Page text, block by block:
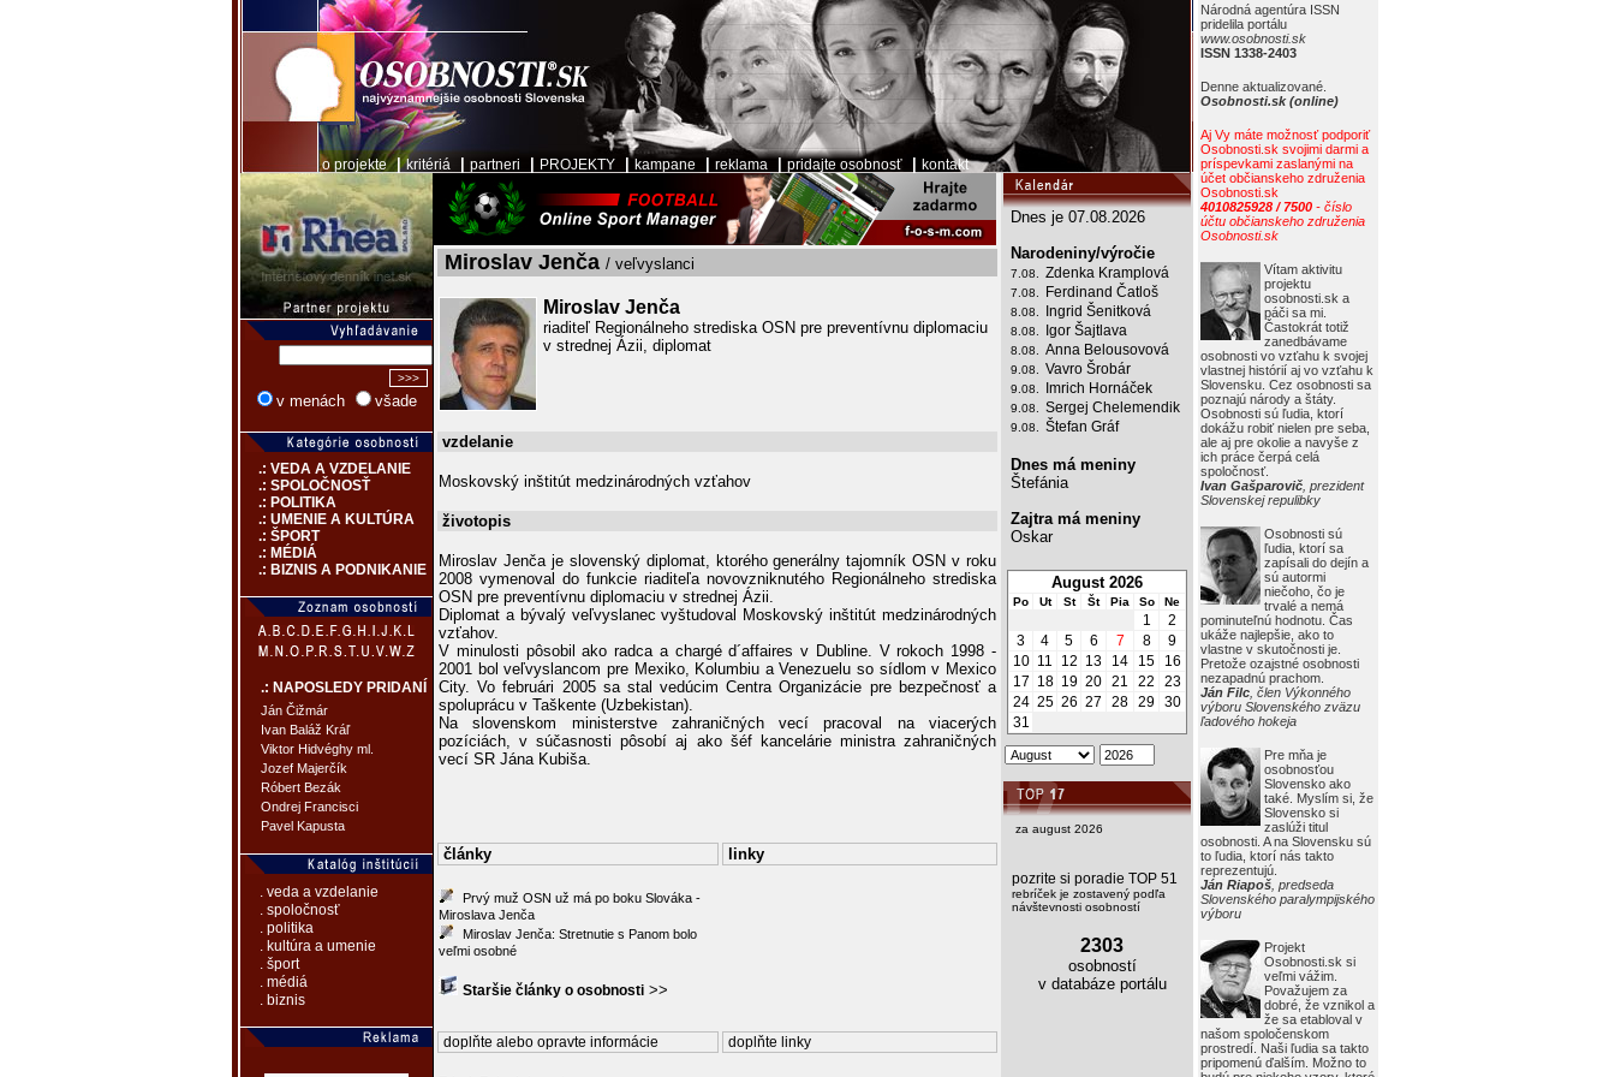
o projekte|kritériá partneri PROJEKTY kampane reklama pridajte osobnosť kontakt
Národná agentúra ISSN
pridelila portálu
www.osobnosti.sk
ISSN 1338-2403
Denne aktualizované.
Osobnosti.sk (online)
Aj Vy máte možnosť podporiť
Osobnosti.sk svojimi darmi a
príspevkami zaslanými na
účet občianskeho združenia
Osobnosti.sk
4010825928 / 7500 - číslo
účtu občianskeho združenia
Osobnosti.sk
Vítam aktivitu
projektu
osobnosti.sk a
páči sa mi.
Častokrát totiž
zanedbávame
osobnosti vo vzťahu k svojej
vlastnej histórií aj vo vzťahu k
Slovensku. Cez osobnosti sa
poznajú národy a štáty.
Osobnosti sú ľudia, ktorí
dokážu robiť nielen pre seba,
ale aj pre okolie a navyše z
ich práce čerpá celá
spoločnosť.
Ivan Gašparovič , prezident
Slovenskej repulibky
Osobnosti sú
ľudia, ktorí sa
zapísali do dejín a
sú autormi
niečoho, čo je
trvalé a nemá
pominuteľnú hodnotu. Čas
ukáže najlepšie, ako to
vlastne v skutočnosti je.
Pretože ozajstné osobnosti
nezapadnú prachom.
Ján Filc , člen Výkonného
výboru Slovenského zväzu
ľadového hokeja
Pre mňa je
osobnosťou
Slovensko ako
také. Myslím si, že
Slovensko si
zaslúži titul
osobnosti. A na Slovensku sú
to ľudia, ktorí nás takto
reprezentujú.
Ján Riapoš , predseda
Slovenského paralympijského
výboru
Projekt
Osobnosti.sk si
veľmi vážim.
Považujem za
dobré, že vznikol a
že sa etabloval v
našom spoločenskom
prostredí. Naši ľudia sa takto
pripomenú ďalším. Možno to
v menách všade
.: VEDA A VZDELANIE
.: SPOLOČNOSŤ
.: POLITIKA
.: UMENIE A KULTÚRA
.: ŠPORT
.: MÉDIÁ
.: BIZNIS A PODNIKANIE
.: NAPOSLEDY PRIDANÍ
Ján Čižmár
Ivan Baláž Kráľ
Viktor Hidvéghy ml.
Jozef Majerčík
Róbert Bezák
Ondrej Francisci
Pavel Kapusta
. veda a vzdelanie
. spoločnosť
. politika
. kultúra a umenie
. šport
. médiá
. biznis
Miroslav Jenča / veľvyslanci
Miroslav Jenča
riaditeľ Regionálneho strediska OSN pre preventívnu diplomaciu
v strednej Ázii, diplomat
vzdelanie
Moskovský inštitút medzinárodných vzťahov
životopis
Miroslav Jenča je slovenský diplomat, ktorého generálny tajomník OSN v roku
2008 vymenoval do funkcie riaditeľa novovzniknutého Regionálneho strediska
OSN pre preventívnu diplomaciu v strednej Ázii.
Diplomat a bývalý veľvyslanec vyštudoval Moskovský inštitút medzinárodných
vzťahov.
V minulosti pôsobil ako radca a chargé d´affaires v Dubline. V rokoch 1998 -
2001 bol veľvyslancom pre Mexiko, Kolumbiu a Venezuelu so sídlom v Mexico
City. Vo februári 2005 sa stal vedúcim Centra Organizácie pre bezpečnosť a
spoluprácu v Taškente (Uzbekistan).
Na slovenskom ministerstve zahraničných vecí pracoval na viacerých
pozíciách, v súčasnosti pôsobí aj ako šéf kancelárie ministra zahraničných
vecí SR Jána Kubiša.
články linky
Prvý muž OSN už má po boku Slováka -
Miroslava Jenča
Miroslav Jenča: Stretnutie s Panom bolo
veľmi osobné
Staršie články o osobnosti >>
doplňte alebo opravte informácie doplňte linky
Dnes je 07.08.2026
Narodeniny/výročie
7.08. Zdenka Kramplová
7.08. Ferdinand Čatloš
8.08. Ingrid Šenitková
8.08. Igor Šajtlava
8.08. Anna Belousovová
9.08. Vavro Šrobár
9.08. Imrich Hornáček
9.08. Sergej Chelemendik
9.08. Štefan Gráf
Dnes má meniny
Štefánia
Zajtra má meniny
Oskar
August 2026
Po Ut St Št Pia So Ne
1
2
3
4 5 6 7 8
9
10 11 12 13 14 15
16
17 18 19 20 21 22
23
24 25 26 27 28 29 30
31
za august 2026
pozrite si poradie TOP 51
rebríček je zostavený podľa
návštevnosti osobností
2303
osobností
v databáze portálu